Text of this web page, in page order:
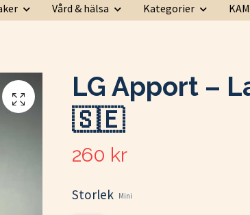
Vård & hälsa Kategorier
LG Apport –
🇸🇪
260 kr
Storlek Mini